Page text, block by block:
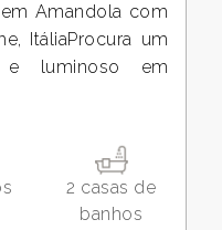
Amandola com
ItáliaProcura um
e luminoso em
2 casas de
banhos